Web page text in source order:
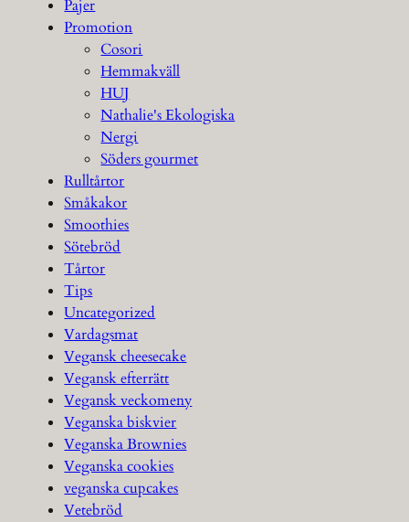
Pajer
Promotion
Cosori
Hemmakväll
HUJ
Nathalie's Ekologiska
Nergi
Söders gourmet
Rulltårtor
Småkakor
Smoothies
Sötebröd
Tårtor
Tips
Uncategorized
Vardagsmat
Vegansk cheesecake
Vegansk efterrätt
Vegansk veckomeny
Veganska biskvier
Veganska Brownies
Veganska cookies
veganska cupcakes
Vetebröd